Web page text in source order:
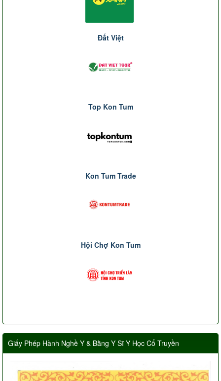
Đất Việt
Top Kon Tum
Kon Tum Trade
Hội Chợ Kon Tum
Giấy Phép Hành Nghề Y & Bằng Y Sĩ Y Học Cổ Truyền